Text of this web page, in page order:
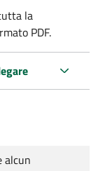
la
PDF.
alcun